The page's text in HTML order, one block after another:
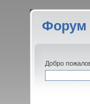
Форум
Добро